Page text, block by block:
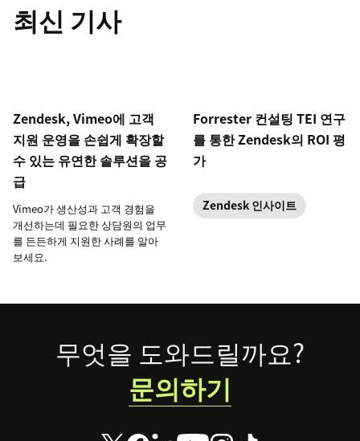
최신 기사
Zendesk, Vimeo에 고객
지원 운영을 손쉽게 확장할
수 있는 유연한 솔루션을 공
급
Vimeo가 생산성과 고객 경험을
개선하는데 필요한 상담원의 업무
를 든든하게 지원한 사례를 알아
보세요.
Forrester 컨설팅 TEI 연구
를 통한 Zendesk의 ROI 평
가
Zendesk 인사이트
Footer무엇을 도와드릴까요?
문의하기